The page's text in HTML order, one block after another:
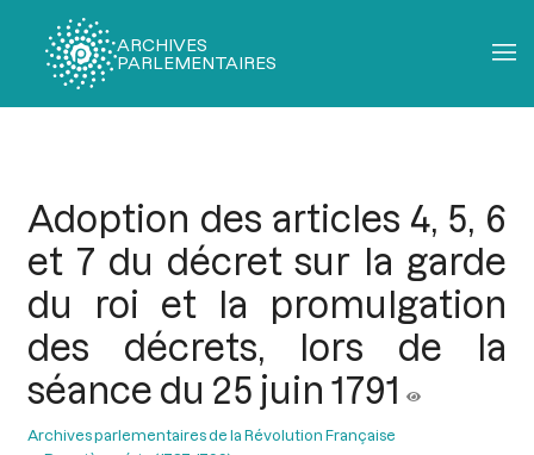
ARCHIVES
PARLEMENTAIRES
Adoption des articles 4, 5, 6
et 7 du décret sur la garde
du roi et la promulgation
des décrets, lors de la
séance du 25 juin 1791
Archives parlementaires de la Révolution Française